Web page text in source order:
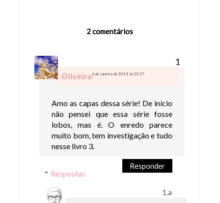
2 comentários
Oliveira 6 de janeiro de 2014 às 22:17
Amo as capas dessa série! De início
não pensei que essa série fosse
lobos, mas é. O enredo parece
muito bom, tem investigação e tudo
nesse livro 3.
Responder
Respostas